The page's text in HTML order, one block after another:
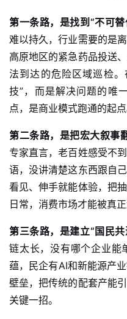
第一条路，是找到“不可替
难以持久，行业需要的是
高原地区的紧急药品投送
法到达的危险区域巡检。
技”，而是解决问题的唯
点，是商业模式跑通的起点
第二条路，是把宏大叙事
专家直言，老百姓感受不到
语，没讲清楚这东西跟自
看见、伸手就能体验，把
日常，消费市场才能被真
第三条路，是建立“国民共
链太长，没有哪个企业能
蕴，民企有AI和新能源产
壁垒，把传统的配套产能
关键一招。